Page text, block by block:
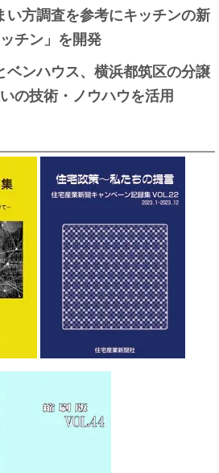
方調査を参考にキッチンの新
チン」を開発
ンハウス、横浜都筑区の分譲
の技術・ノウハウを活用